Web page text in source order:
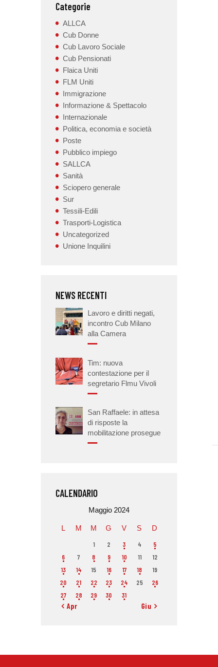
Categorie
ALLCA
Cub Donne
Cub Lavoro Sociale
Cub Pensionati
Flaica Uniti
FLM Uniti
Immigrazione
Informazione & Spettacolo
Internazionale
Politica, economia e società
Poste
Pubblico impiego
SALLCA
Sanità
Sciopero generale
Sur
Tessili-Edili
Trasporti-Logistica
Uncategorized
Unione Inquilini
NEWS RECENTI
Lavoro e diritti negati,
incontro Cub Milano
alla Camera
Tim: nuova
contestazione per il
segretario Flmu Vivoli
San Raffaele: in attesa
di risposte la
mobilitazione prosegue
CALENDARIO
Maggio 2024
L M M G V S D
1 2 3 4
5
6
7 8 9 10 11
12
13
14 15 16 17 18
19
20
21 22 23 24 25
26
27
28 29 30 31
« Apr Giu »